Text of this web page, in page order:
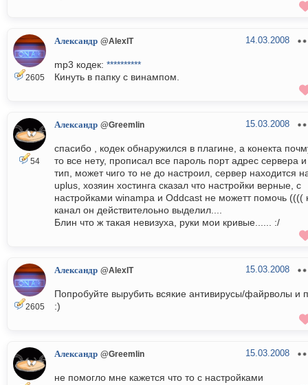
2605
Александр @AlexIT 14.03.2008
mp3 кодек: **********
Кинуть в папку с винампом.
54
Александр @Greemlin 15.03.2008
спасибо , кодек обнаружился в плагине, а конекта
то все нету, прописал все пароль порт адрес сервера и
тип, может чиго то не до настроил, сервер находится
uplus, хозяин хостинга сказал что настройки верные, с
настройками winampa и Oddcast не можетт помочь ((((
канал он действителоьно выделил....
Блин что ж такая невизуха, руки мои кривые...... :/
2605
Александр @AlexIT 15.03.2008
Попробуйте вырубить всякие антивирусы/файрволы и
:)
Александр @Greemlin 15.03.2008
не помогло мне кажется что то с настройками